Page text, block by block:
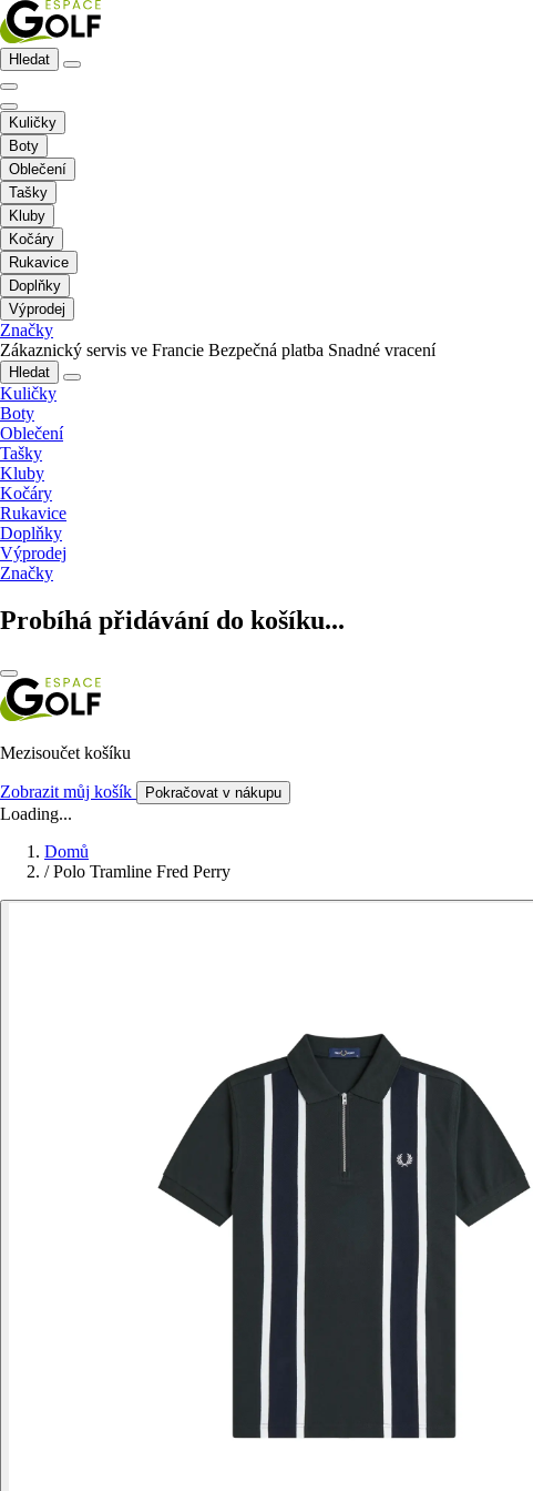
Hledat
Kuličky
Boty
Oblečení
Tašky
Kluby
Kočáry
Rukavice
Doplňky
Výprodej
Značky
Zákaznický servis ve Francie Bezpečná platba Snadné vracení
Hledat
Kuličky
Boty
Oblečení
Tašky
Kluby
Kočáry
Rukavice
Doplňky
Výprodej
Značky
Probíhá přidávání do košíku...
Mezisoučet košíku
Zobrazit můj košík Pokračovat v nákupu
Loading...
Domů
/ Polo Tramline Fred Perry